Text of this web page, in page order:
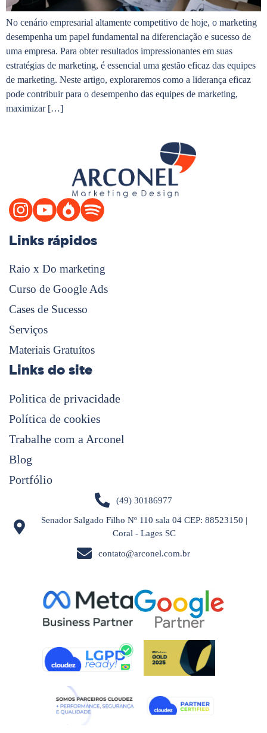
No cenário empresarial altamente competitivo de hoje, o marketing
desempenha um papel fundamental na diferenciação e sucesso de
uma empresa. Para obter resultados impressionantes em suas
estratégias de marketing, é essencial uma gestão eficaz das equipes
de marketing. Neste artigo, exploraremos como a liderança eficaz
pode contribuir para o desempenho das equipes de marketing,
maximizar […]
Links rápidos
Raio x Do marketing
Curso de Google Ads
Cases de Sucesso
Serviços
Materiais Gratuítos
Links do site
Politica de privacidade
Política de cookies
Trabalhe com a Arconel
Blog
Portfólio
(49) 30186977
Senador Salgado Filho Nº 110 sala 04 CEP: 88523150 |
Coral - Lages SC
contato@arconel.com.br